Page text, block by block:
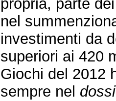
propria, parte
nel
investimenti da
superiori ai 420
Giochi del 2012
sempre nel